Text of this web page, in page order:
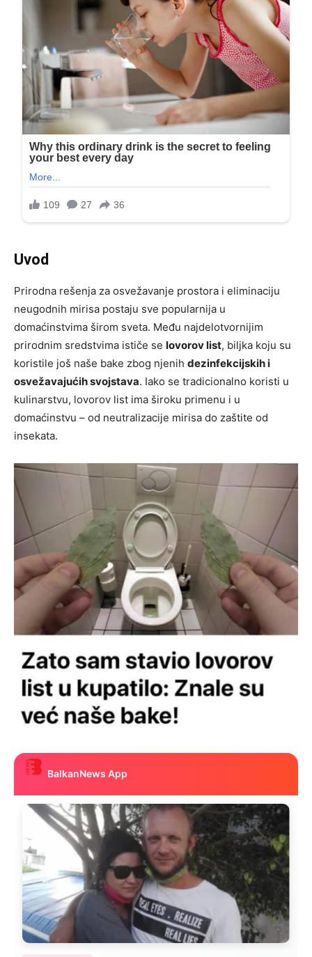
Uvod
Prirodna rešenja za osvežavanje prostora i eliminaciju
neugodnih mirisa postaju sve popularnija u
domaćinstvima širom sveta. Među najdelotvornijim
prirodnim sredstvima ističe se lovorov list, biljka koju su
koristile još naše bake zbog njenih dezinfekcijskih i
osvežavajućih svojstava. Iako se tradicionalno koristi u
kulinarstvu, lovorov list ima široku primenu i u
domaćinstvu – od neutralizacije mirisa do zaštite od
insekata.
BalkanNews App